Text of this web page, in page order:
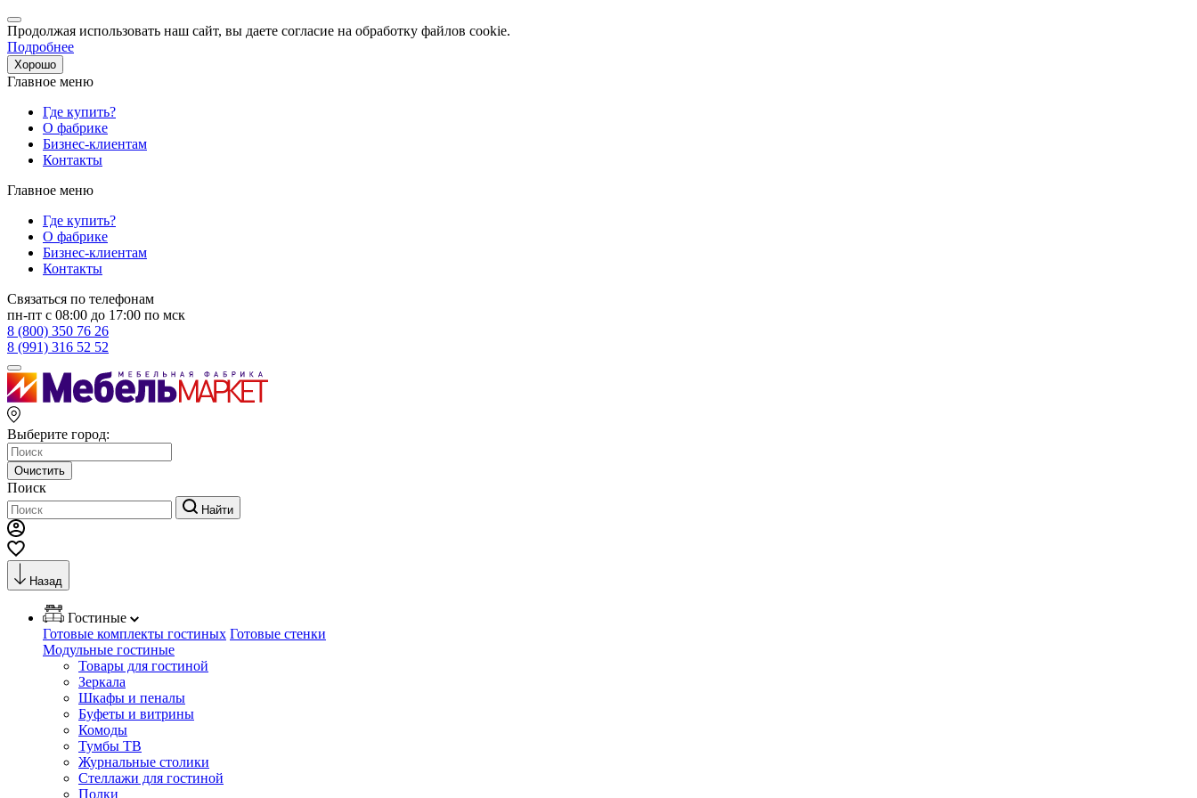
Продолжая использовать наш сайт, вы даете согласие на обработку файлов cookie.
Подробнее
Хорошо
Главное меню
Где купить?
О фабрике
Бизнес-клиентам
Контакты
Главное меню
Где купить?
О фабрике
Бизнес-клиентам
Контакты
Связаться по телефонам
пн-пт с 08:00 до 17:00 по мск
8 (800) 350 76 26
8 (991) 316 52 52
Выберите город:
Очистить
Поиск
Найти
Назад
Гостиные
Готовые комплекты гостиных Готовые стенки
Модульные гостиные
Товары для гостиной
Зеркала
Шкафы и пеналы
Буфеты и витрины
Комоды
Тумбы ТВ
Журнальные столики
Стеллажи для гостиной
Полки